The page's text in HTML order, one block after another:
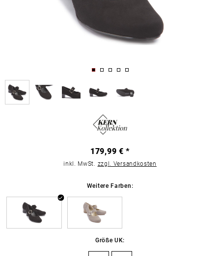
179,99 € *
inkl. MwSt. zzgl. Versandkosten
Weitere Farben:
Größe UK: